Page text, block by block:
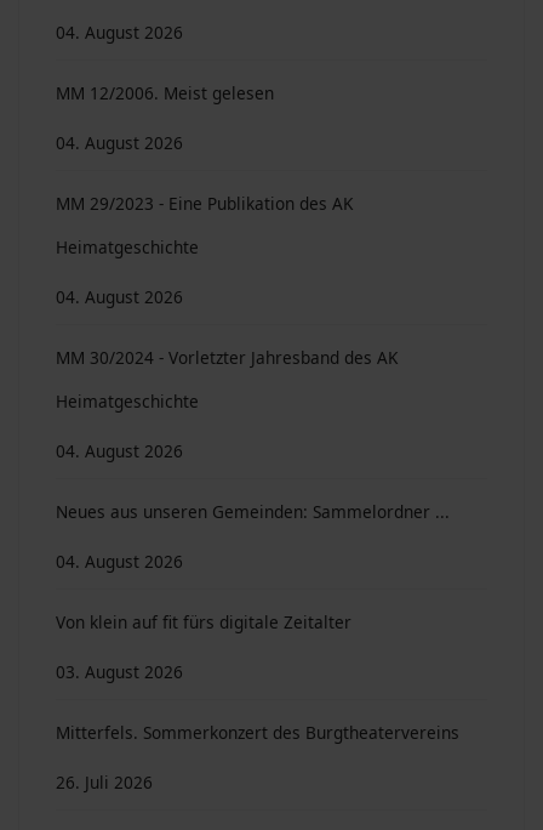
04. August 2026
MM 12/2006. Meist gelesen
04. August 2026
MM 29/2023 - Eine Publikation des AK
Heimatgeschichte
04. August 2026
MM 30/2024 - Vorletzter Jahresband des AK
Heimatgeschichte
04. August 2026
Neues aus unseren Gemeinden: Sammelordner ...
04. August 2026
Von klein auf fit fürs digitale Zeitalter
03. August 2026
Mitterfels. Sommerkonzert des Burgtheatervereins
26. Juli 2026